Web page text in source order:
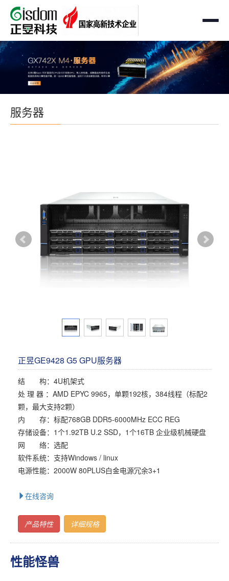
首页
工作站
AMD企业级工作站
Intel 企业级工作站
便携一体式工作站
多屏工作站
塔式静音通用工作站
服务器
通用服务器
多路服务器
高频应用服务器
存储服务器
存储
定制化案例
品牌定制化
定制化分类
支持与下载
成功案例
服务器
正昱GE9428 G5 GPU服务器
结 构：4U机架式
处 理 器 ：AMD EPYC 9965，单颗192核，384线程（标配2
颗，最大支持2颗）
内 存：标配768GB DDR5-6000MHz ECC REG
存储设备：1个1.92TB U.2 SSD，1个16TB 企业级机械硬盘
网 络：选配
软件系统：支持Windows / linux
电源性能：2000W 80PLUS白金电源冗余3+1
在线咨询
产品特性 详细规格
性能怪兽